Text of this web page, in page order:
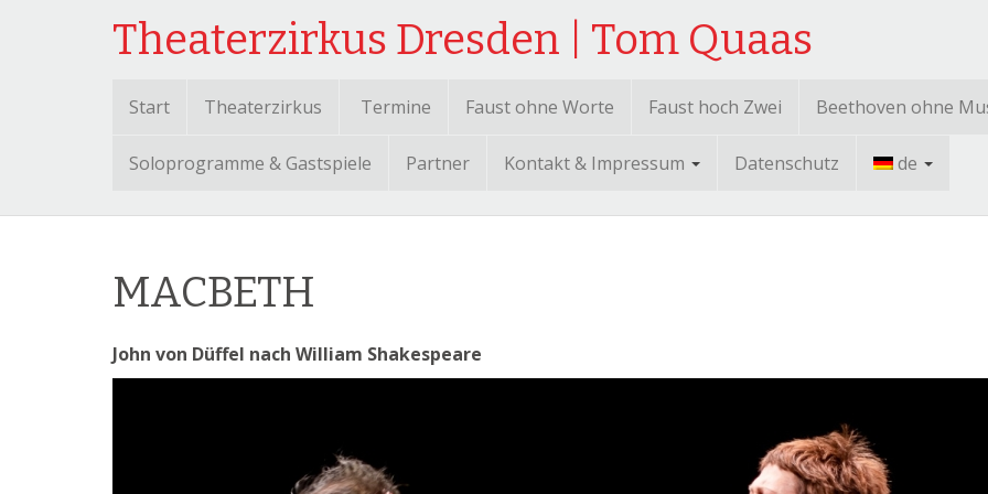
Theaterzirkus Dresden | Tom Quaas
Start Theaterzirkus Termine Faust ohne Worte Faust hoch Zwei Beethoven ohne
Soloprogramme & Gastspiele Partner Kontakt & Impressum Datenschutz de
MACBETH
John von Düffel nach William Shakespeare